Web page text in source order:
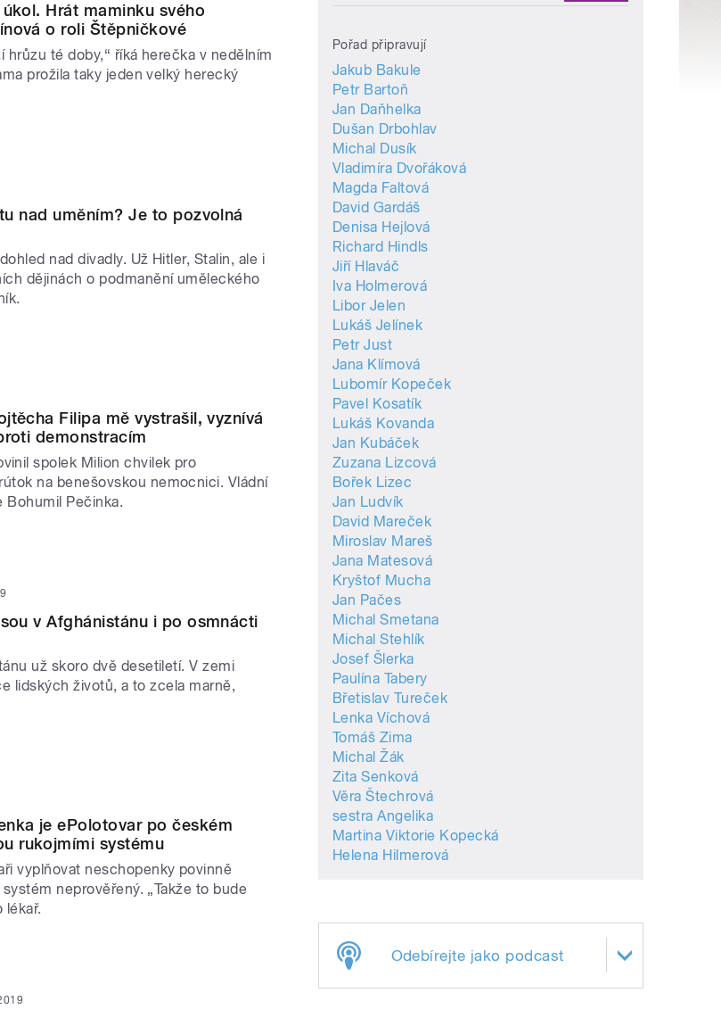
Hrát maminku svého
o roli Štěpničkové
hrůzu té doby,“ říká herečka v nedělním
prožila taky jeden velký herecký
nad uměním? Je to pozvolná
nad divadly. Už Hitler, Stalin, ale i
dějinách o podmanění uměleckého
Filipa mě vystrašil, vyznívá
demonstracím
spolek Milion chvilek pro
na benešovskou nemocnici. Vládní
Bohumil Pečinka.
v Afghánistánu i po osmnácti
už skoro dvě desetiletí. V zemi
lidských životů, a to zcela marně,
je ePolotovar po českém
rukojmími systému
vyplňovat neschopenky povinně
neprověřený. „Takže to bude
lékař.
Pořad připravují
Jakub Bakule
Petr Bartoň
Jan Daňhelka
Dušan Drbohlav
Michal Dusík
Vladimíra Dvořáková
Magda Faltová
David Gardáš
Denisa Hejlová
Richard Hindls
Jiří Hlaváč
Iva Holmerová
Libor Jelen
Lukáš Jelínek
Petr Just
Jana Klímová
Lubomír Kopeček
Pavel Kosatík
Lukáš Kovanda
Jan Kubáček
Zuzana Lizcová
Bořek Lizec
Jan Ludvík
David Mareček
Miroslav Mareš
Jana Matesová
Kryštof Mucha
Jan Pačes
Michal Smetana
Michal Stehlík
Josef Šlerka
Paulína Tabery
Břetislav Tureček
Lenka Víchová
Tomáš Zima
Michal Žák
Zita Senková
Věra Štechrová
sestra Angelika
Martina Viktorie Kopecká
Helena Hilmerová
Odebírejte jako podcast